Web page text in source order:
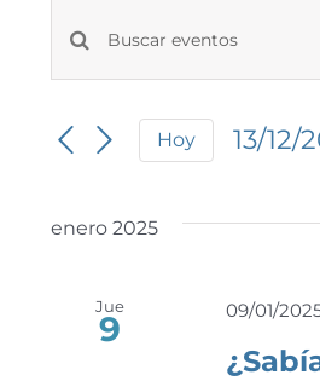
Eventos
Navegación
búsqueda
vistas
Eventos
Introduce
la
clave.
para
Hoy 13/12/
enero 2025
Jue
9 09/01/